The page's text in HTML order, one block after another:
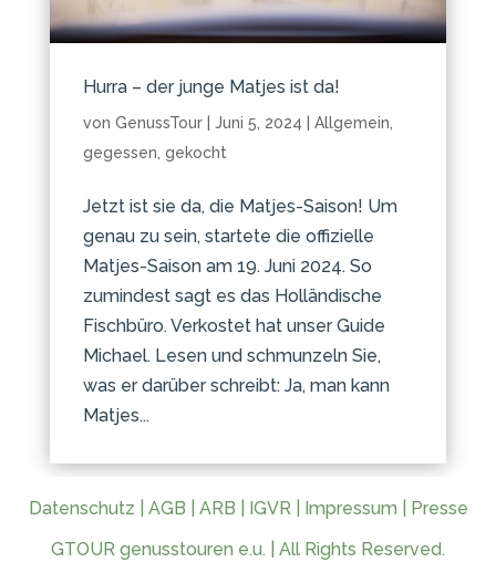
Hurra – der junge Matjes ist da!
von GenussTour| Juni 5, 2024 Allgemein
gegessen gekocht
Jetzt ist sie da, die Matjes-Saison! Um
genau zu sein, startete die offizielle
Matjes-Saison am 19. Juni 2024. So
zumindest sagt es das Holländische
Fischbüro. Verkostet hat unser Guide
Michael. Lesen und schmunzeln Sie,
was er darüber schreibt: Ja, man kann
Matjes...
Datenschutz AGB ARB IGVR| Impressum
Presse
GTOUR genusstouren e.u. | All Rights Reserved.